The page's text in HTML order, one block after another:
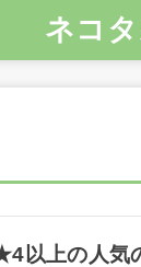
ネコ
以上の人気